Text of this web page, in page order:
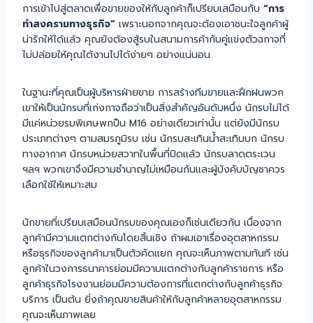
การเข้าไปสู่ตลาดเพื่อขายของให้กับลูกค้าก็เปรียบเสมือนกับ “การ
ทำสงครามทางธุรกิจ” เพราะนอกจากคุณจะต้องเอาชนะใจลูกค้าผู้
น่ารักให้ได้แล้ว คุณยังต้องสู้รบในสนามการค้ากับคู่แข่งตัวฉกาจที่
ไม่ปล่อยให้คุณได้งานไปได้ง่ายๆ อย่างแน่นอน
ในฐานะที่คุณเป็นผู้บริหารฝ่ายขาย การสร้างทีมขายและฝึกฝนพวก
เขาให้เป็นนักรบที่เก่งกาจถือว่าเป็นสิ่งสำคัญอันดับหนึ่ง นักรบไม่ได้
มีแค่หน่วยรบพิเศษพกปืน M16 อย่างเดียวเท่านั้น แต่ยังมีนักรบ
ประเภทต่างๆ ตามสมรภูมิรบ เช่น นักรบสะเทินน้ำสะเทินบก นักรบ
ทางอากาศ นักรบหน่วยสวาทในพื้นที่ปิดแล้ว นักรบลาดตระเวน
ฯลฯ พวกเขาจึงมีความชำนาญไม่เหมือนกันและผู้บังคับบัญชาควร
เลือกใช้ให้เหมาะสม
นักขายที่เปรียบเสมือนนักรบของคุณเองก็เช่นเดียวกัน เนื่องจาก
ลูกค้ามีความแตกต่างกันโดยสิ้นเชิง ถ้าผมเอาเรื่องอุตสาหกรรม
หรือธุรกิจของลูกค้ามาเป็นตัวคัดแยก คุณจะเห็นภาพตามทันที เช่น
ลูกค้าในวงการธนาคารย่อมมีความแตกต่างกับลูกค้าราชการ หรือ
ลูกค้าธุรกิจโรงงานย่อมมีความต้องการที่แตกต่างกับลูกค้าธุรกิจ
บริการ เป็นต้น ยิ่งถ้าคุณขายสินค้าให้กับลูกค้าหลายอุตสาหกรรม
คุณจะเห็นภาพเลย